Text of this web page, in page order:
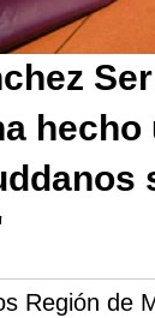
Región de